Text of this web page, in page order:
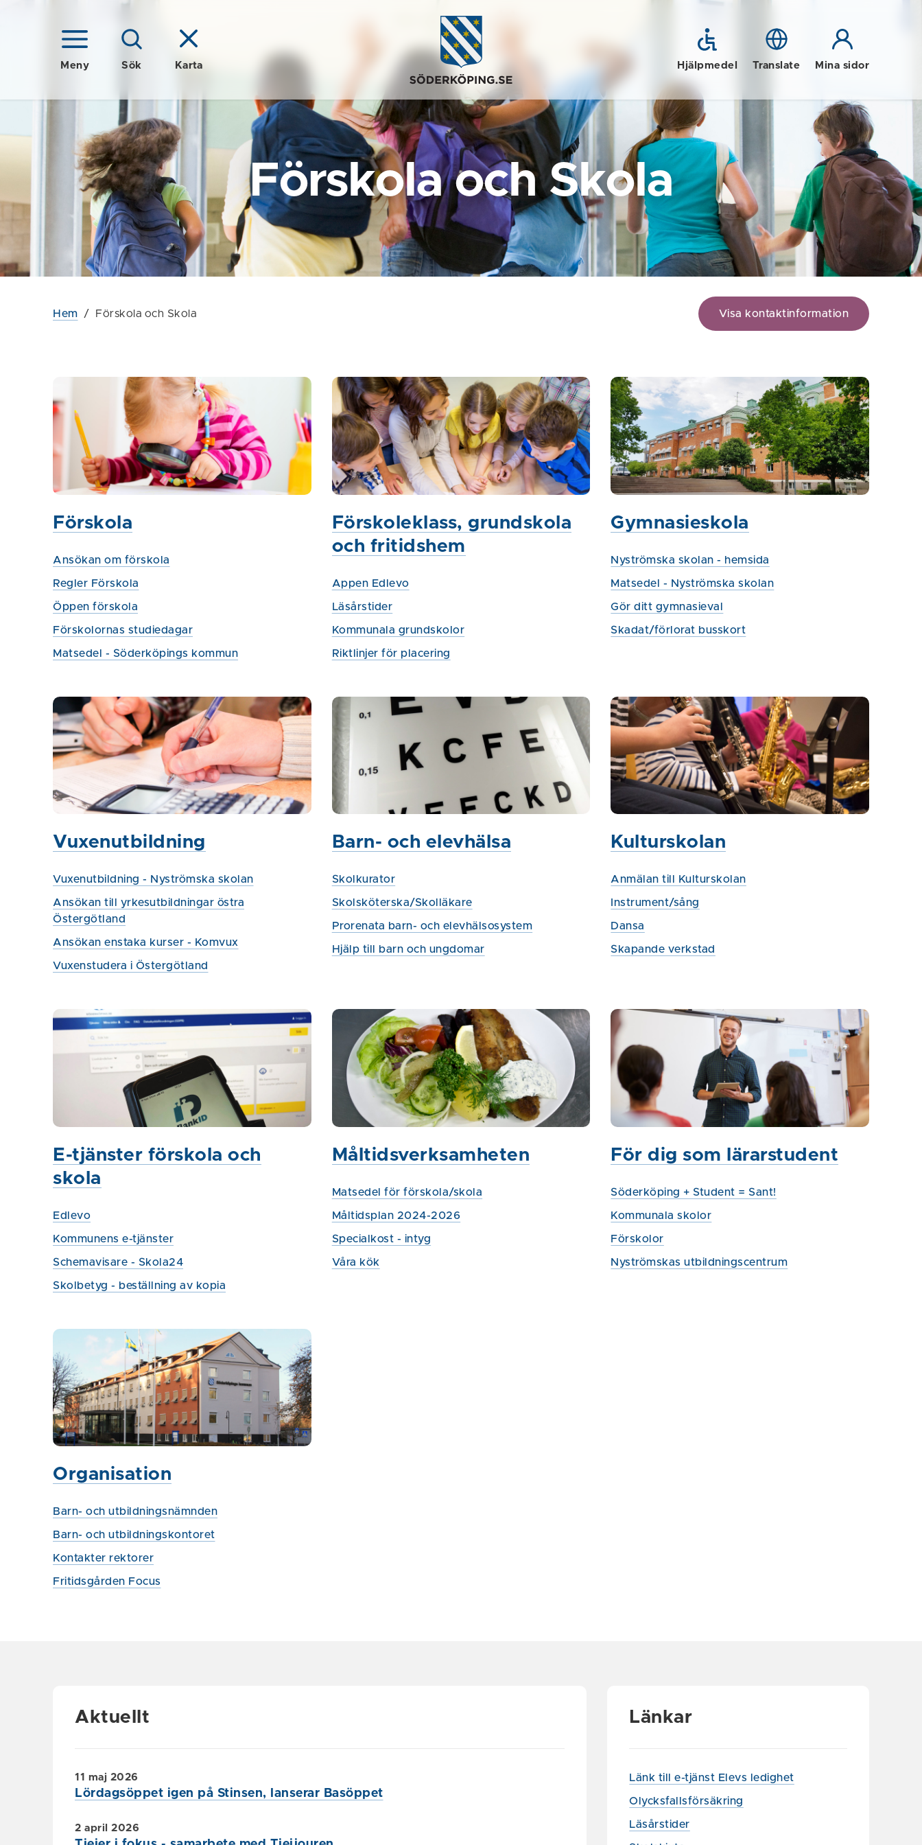
Meny Sök Karta Hjälpmedel Translate Mina sidor
Förskola och Skola
Hem / Förskola och Skola Visa kontaktinformation
Förskola
Ansökan om förskola
Regler Förskola
Öppen förskola
Förskolornas studiedagar
Matsedel - Söderköpings kommun
Förskoleklass, grundskola
och fritidshem
Appen Edlevo
Läsårstider
Kommunala grundskolor
Riktlinjer för placering
Gymnasieskola
Nyströmska skolan - hemsida
Matsedel - Nyströmska skolan
Gör ditt gymnasieval
Skadat/förlorat busskort
Vuxenutbildning
Vuxenutbildning - Nyströmska skolan
Ansökan till yrkesutbildningar östra
Östergötland
Ansökan enstaka kurser - Komvux
Vuxenstudera i Östergötland
Barn- och elevhälsa
Skolkurator
Skolsköterska/Skolläkare
Prorenata barn- och elevhälsosystem
Hjälp till barn och ungdomar
Kulturskolan
Anmälan till Kulturskolan
Instrument/sång
Dansa
Skapande verkstad
E-tjänster förskola och
skola
Edlevo
Kommunens e-tjänster
Schemavisare - Skola24
Skolbetyg - beställning av kopia
Måltidsverksamheten
Matsedel för förskola/skola
Måltidsplan 2024-2026
Specialkost - intyg
Våra kök
För dig som lärarstudent
Söderköping + Student = Sant!
Kommunala skolor
Förskolor
Nyströmskas utbildningscentrum
Organisation
Barn- och utbildningsnämnden
Barn- och utbildningskontoret
Kontakter rektorer
Fritidsgården Focus
Aktuellt
Lördagsöppet igen på Stinsen, lanserar Basöppet
11 maj 2026
2 april 2026
Länkar
Länk till e-tjänst Elevs ledighet
Olycksfallsförsäkring
Läsårstider